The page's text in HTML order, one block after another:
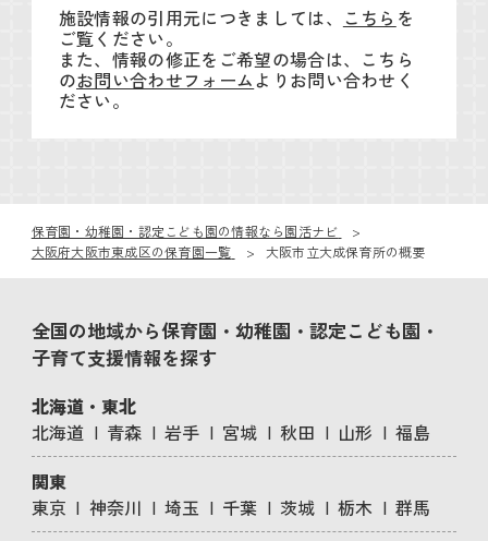
施設情報の引用元につきましては、 こちら を
ご覧ください。
また、情報の修正をご希望の場合は、こちら
のお問い合わせフォームよりお問い合わせく
ださい。
保育園・幼稚園・認定こども園の情報なら園活ナビ
大阪府大阪市東成区の保育園一覧
大阪市立大成保育所の概要
全国の地域から保育園・幼稚園・認定こども園・
子育て支援情報を探す
北海道・東北
北海道
青森 岩手 宮城 秋田 山形
福島
関東
東京
神奈川 埼玉 千葉 茨城 栃木
群馬